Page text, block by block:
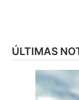
ÚLTIMAS